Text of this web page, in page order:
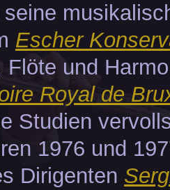
Escher
Flöte und
Royal de
Studien
1976 und
Dirigenten